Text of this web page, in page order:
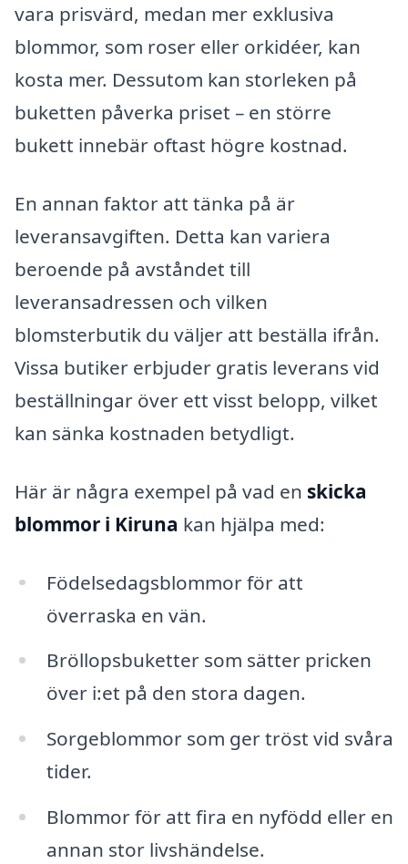
vara prisvärd, medan mer exklusiva
blommor, som roser eller orkidéer, kan
kosta mer. Dessutom kan storleken på
buketten påverka priset – en större
bukett innebär oftast högre kostnad.
En annan faktor att tänka på är
leveransavgiften. Detta kan variera
beroende på avståndet till
leveransadressen och vilken
blomsterbutik du väljer att beställa ifrån.
Vissa butiker erbjuder gratis leverans vid
beställningar över ett visst belopp, vilket
kan sänka kostnaden betydligt.
Här är några exempel på vad en skicka
blommor i Kiruna kan hjälpa med:
Födelsedagsblommor för att
överraska en vän.
Bröllopsbuketter som sätter pricken
över i:et på den stora dagen.
Sorgeblommor som ger tröst vid svåra
tider.
Blommor för att fira en nyfödd eller en
annan stor livshändelse.